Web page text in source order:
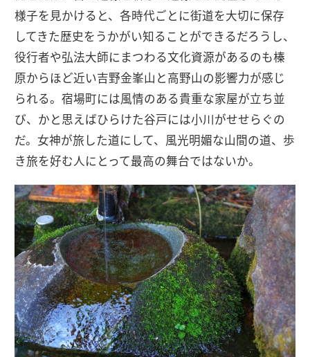
様子を見かけると、各時代ごとに街道を大切に保存
してきた歴史をうかがい知ることができるだろうし、
役行者や弘法大師にまつわる文化資源があるのも榛
原からほど近い吉野金峯山と高野山の影響力が感じ
られる。宿場町には風情のある貴重な家屋が立ち並
び、かと思えばひらけた谷戸には小川がせせらぐの
だ。女神が旅した道にして、風光明媚な山間の道、歩
き旅を好む人にとって最高の舞台ではないか。